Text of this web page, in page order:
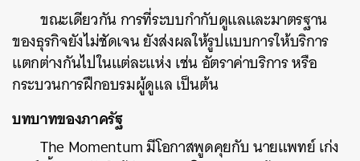
ขณะเดียวกัน การที่ระบบกำกับดูแลและมาตรฐาน
ของธุรกิจยังไม่ชัดเจน ยังส่งผลให้รูปแบบการให้บริการ
แตกต่างกันไปในแต่ละแห่ง เช่น อัตราค่าบริการ หรือ
กระบวนการฝึกอบรมผู้ดูแล เป็นต้น
บทบาทของภาครัฐ
The Momentum มีโอกาสพูดคุยกับ นายแพทย์ เก่ง